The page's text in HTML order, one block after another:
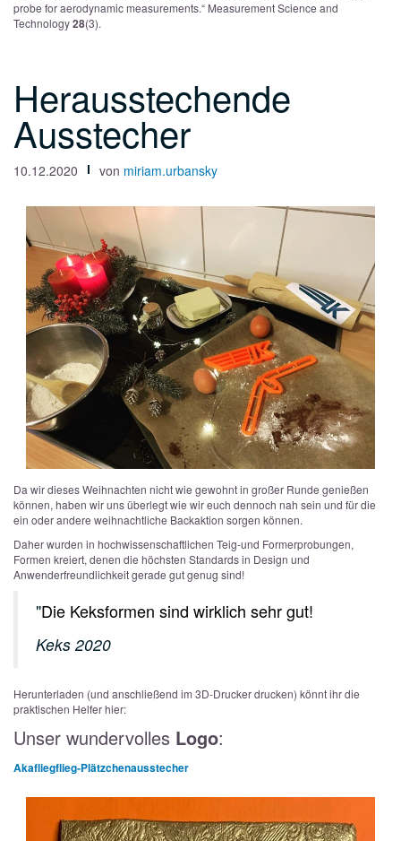
probe for aerodynamic measurements.“ Measurement Science and
Technology28(3).
Herausstechende
Ausstecher
10.12.2020 von miriam.urbansky
Da wir dieses Weihnachten nicht wie gewohnt in großer Runde genießen
können, haben wir uns überlegt wie wir euch dennoch nah sein und für die
ein oder andere weihnachtliche Backaktion sorgen können.
Daher wurden in hochwissenschaftlichen Teig-und Formerprobungen,
Formen kreiert, denen die höchsten Standards in Design und
Anwenderfreundlichkeit gerade gut genug sind!
Die Keksformen sind wirklich sehr gut!
Keks 2020
Herunterladen (und anschließend im 3D-Drucker drucken) könnt ihr die
praktischen Helfer hier:
Unser wundervolles Logo:
Akafliegflieg-Plätzchenausstecher